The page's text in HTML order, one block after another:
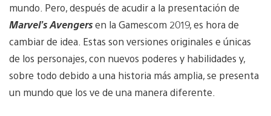
mundo. Pero, después de acudir a la presentación de
Marvel’s Avengersen la Gamescom 2019, es hora de
cambiar de idea. Estas son versiones originales e únicas
de los personajes, con nuevos poderes y habilidades y,
sobre todo debido a una historia más amplia, se presenta
un mundo que los ve de una manera diferente.